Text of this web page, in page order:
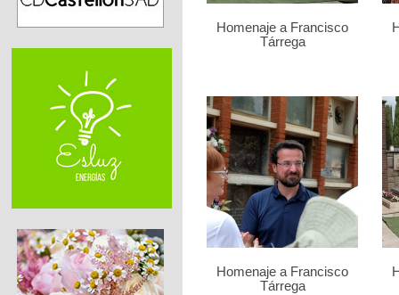
Homenaje a Francisco
Tárrega
Homenaje a Francisco
Tárrega